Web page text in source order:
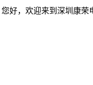
您好，欢迎来到深圳康荣